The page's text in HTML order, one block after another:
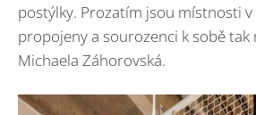
postýlky. Prozatím jsou místnosti
propojeny a sourozenci k sobě tak
Michaela Záhorovská.